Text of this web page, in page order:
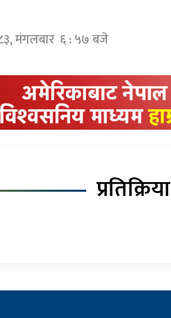
मंगलबार ६ : ५७ बजे
प्रतिक्रिया